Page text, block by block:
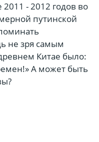
- 2012 годов во
путинской
не зря самым
Китае было:
А может быть